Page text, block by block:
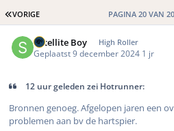
EERSTE PAGINA
VORIGE PAGINA 20 VAN 20
Satellite Boy High Roller
Geplaatst9 december 2024 1 jr
12 uur geleden zei Hotrunner:
Bronnen genoeg. Afgelopen jaren een
problemen aan bv de hartspier.